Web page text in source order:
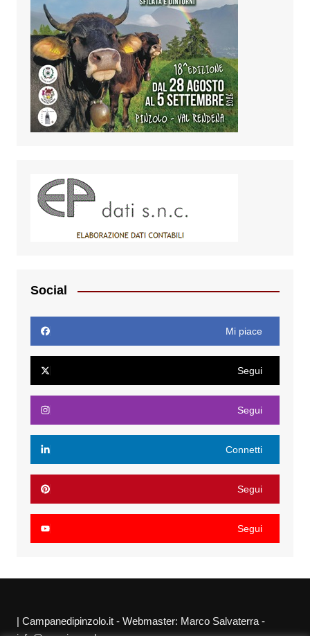
Social
Mi piace
Segui
Segui
Connetti
Segui
Segui
| Campanedipinzolo.it - Webmaster: Marco Salvaterra -